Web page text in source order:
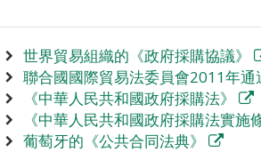
世界貿易組織的《政府採購協議》
聯合國國際貿易法委員會2011年通
《中華人民共和國政府採購法》
《中華人民共和國政府採購法實施
葡萄牙的《公共合同法典》